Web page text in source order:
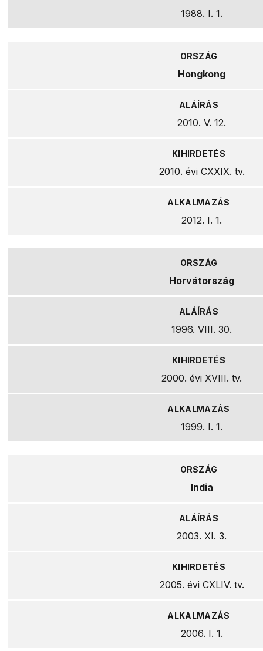
1988. I. 1.
Hongkong
2010. V. 12.
2010. évi CXXIX. tv.
2012. I. 1.
Horvátország
1996. VIII. 30.
2000. évi XVIII. tv.
1999. I. 1.
India
2003. XI. 3.
2005. évi CXLIV. tv.
2006. I. 1.